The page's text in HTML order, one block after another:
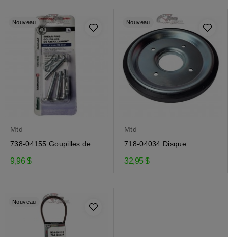
Nouveau
Mtd
738-04155 Goupilles de
9,96 $
Nouveau
Mtd
718-04034 Disque
32,95 $
Nouveau